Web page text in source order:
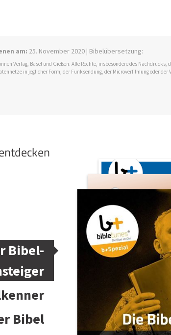
am: 25. November 2020 | Bibelübersetzung:
Verlag, Basel und Gießen. Alle Rechte, insbesondere des
in jeglicher Form, der Funksendung, der Microverfilmung oder
Bibel-
Bibel